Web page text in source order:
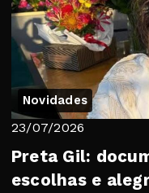
Novidades
23/07/2026
Preta Gil:
escolhas e